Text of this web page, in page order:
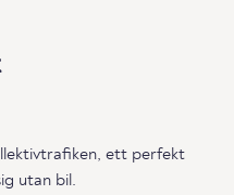
ett perfekt
utan bil.